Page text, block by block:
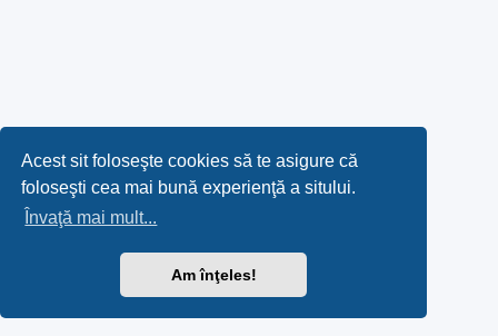
Acest sit foloseşte cookies să te asigure că
foloseşti cea mai bună experienţă a sitului.
Învaţă mai mult...
Am înţeles!